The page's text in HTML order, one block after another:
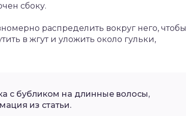
сбоку.
распределить вокруг него, чтобы
в жгут и уложить около гульки,
с бубликом на длинные волосы,
из статьи.